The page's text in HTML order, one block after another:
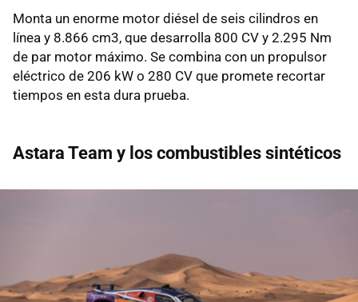
Monta un enorme motor diésel de seis cilindros en
línea y 8.866 cm3, que desarrolla 800 CV y 2.295 Nm
de par motor máximo. Se combina con un propulsor
eléctrico de 206 kW o 280 CV que promete recortar
tiempos en esta dura prueba.
Astara Team y los combustibles sintéticos